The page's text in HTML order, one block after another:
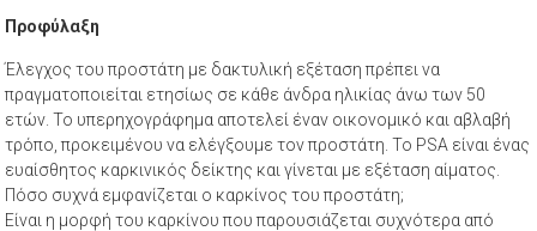
Προφύλαξη
Έλεγχος του προστάτη με δακτυλική εξέταση πρέπει να
πραγματοποιείται ετησίως σε κάθε άνδρα ηλικίας άνω των 50
ετών. Το υπερηχογράφημα αποτελεί έναν οικονομικό και αβλαβή
τρόπο, προκειμένου να ελέγξουμε τον προστάτη. Το ΡSA είναι ένας
ευαίσθητος καρκινικός δείκτης και γίνεται με εξέταση αίματος.
Πόσο συχνά εμφανίζεται ο καρκίνος του προστάτη;
Είναι η μορφή του καρκίνου που παρουσιάζεται συχνότερα από